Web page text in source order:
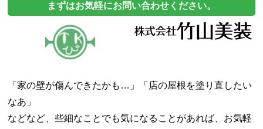
まずはお気軽にお問い合わせください。
「家の壁が傷んできたかも…」「店の屋根を塗り直したい
なあ」
などなど、些細なことでも気になることがあれば、 お気軽